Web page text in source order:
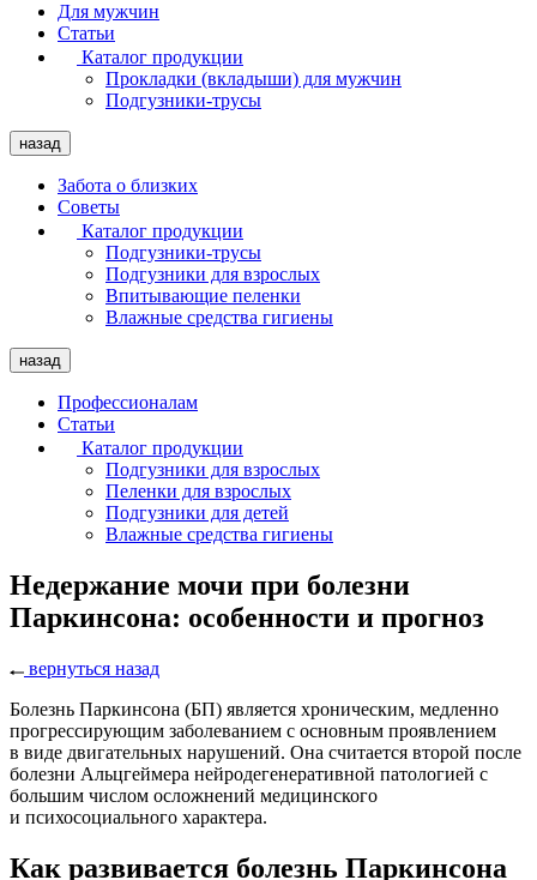
Для мужчин
Статьи
Каталог продукции
Прокладки (вкладыши) для мужчин
Подгузники-трусы
назад
Забота о близких
Советы
Каталог продукции
Подгузники-трусы
Подгузники для взрослых
Впитывающие пеленки
Влажные средства гигиены
назад
Профессионалам
Статьи
Каталог продукции
Подгузники для взрослых
Пеленки для взрослых
Подгузники для детей
Влажные средства гигиены
Недержание мочи при болезни
Паркинсона: особенности и прогноз
вернуться назад
Болезнь Паркинсона (БП) является хроническим, медленно
прогрессирующим заболеванием с основным проявлением
в виде двигательных нарушений. Она считается второй после
болезни Альцгеймера нейродегенеративной патологией с
большим числом осложнений медицинского
и психосоциального характера.
Как развивается болезнь Паркинсона